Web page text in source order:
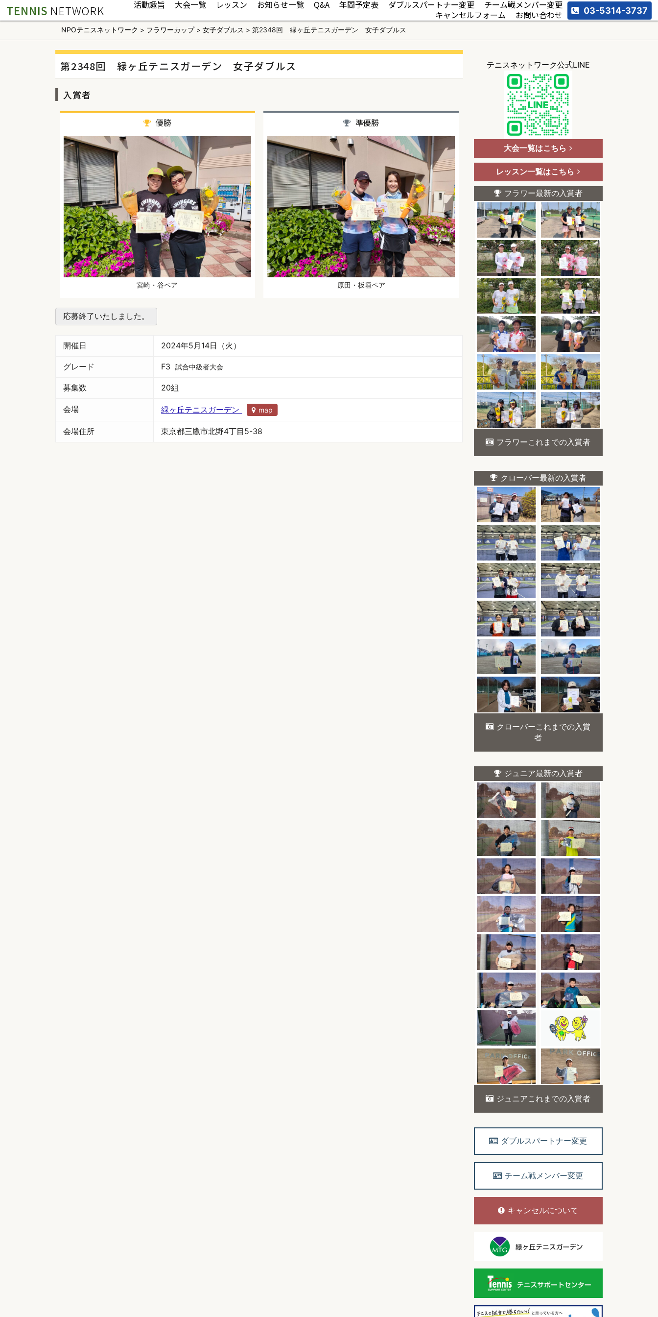
TENNIS NETWORK 活動趣旨 大会一覧 レッスン お知らせ一覧 Q&A 年間予定表 ダブルスパートナー変更
チーム戦メンバー変更
キャンセルフォーム
お問い合わせ 03-5314-3737
NPOテニスネットワーク > フラワーカップ> 女子ダブルス > 第2348回 緑ヶ丘テニスガーデン 女子ダブルス
第2348回 緑ヶ丘テニスガーデン 女子ダブルス
入賞者
優勝
宮崎・谷ペア
準優勝
原田・板垣ペア
応募終了いたしました。
開催日 2024年5月14日（火）
グレード F3 試合中級者大会
募集数 20組
会場 緑ヶ丘テニスガーデン map
会場住所 東京都三鷹市北野4丁目5-38
テニスネットワーク公式LINE
大会一覧はこちら
レッスン一覧はこちら
フラワー最新の入賞者
フラワーこれまでの入賞者
クローバー最新の入賞者
クローバーこれまでの入賞
者
ジュニア最新の入賞者
ジュニアこれまでの入賞者
ダブルスパートナー変更
チーム戦メンバー変更
キャンセルについて